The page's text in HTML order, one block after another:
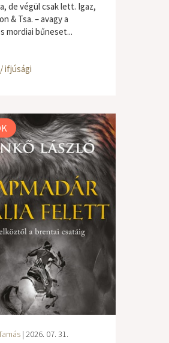
de végül csak lett. Igaz,
& Tsa. – avagy a
mordiai bűneset...
ifjúsági
| 2026. 07. 31.